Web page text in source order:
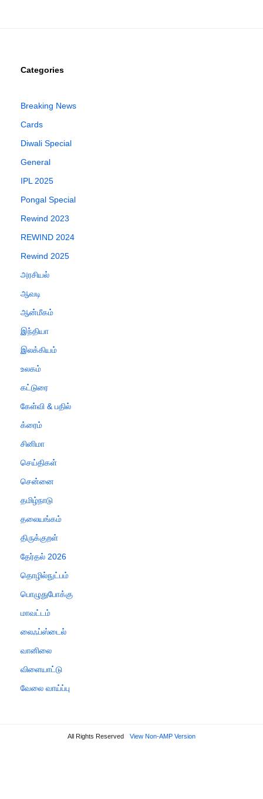
Categories
Breaking News
Cards
Diwali Special
General
IPL 2025
Pongal Special
Rewind 2023
REWIND 2024
Rewind 2025
அரசியல்
ஆவடி
ஆன்மீகம்
இந்தியா
இலக்கியம்
உலகம்
கட்டுரை
கேள்வி & பதில்
க்ரைம்
சினிமா
செய்திகள்
சென்னை
தமிழ்நாடு
தலையங்கம்
திருக்குறள்
தேர்தல் 2026
தொழில்நுட்பம்
பொழுதுபோக்கு
மாவட்டம்
லைஃப்ஸ்டைல்
வானிலை
விளையாட்டு
வேலை வாய்ப்பு
All Rights Reserved View Non-AMP Version